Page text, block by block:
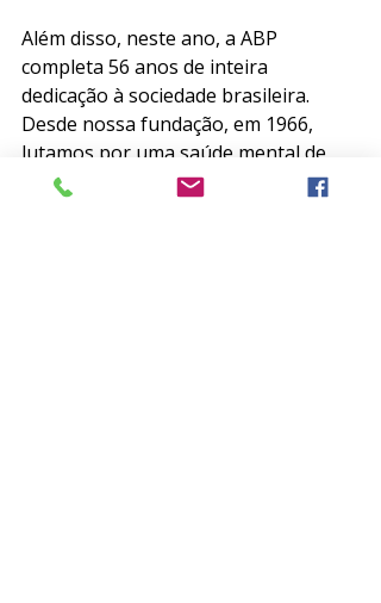
Além disso, neste ano, a ABP
completa 56 anos de inteira
dedicação à sociedade brasileira.
Desde nossa fundação, em 1966,
lutamos por uma saúde mental de
qualidade, disseminamos